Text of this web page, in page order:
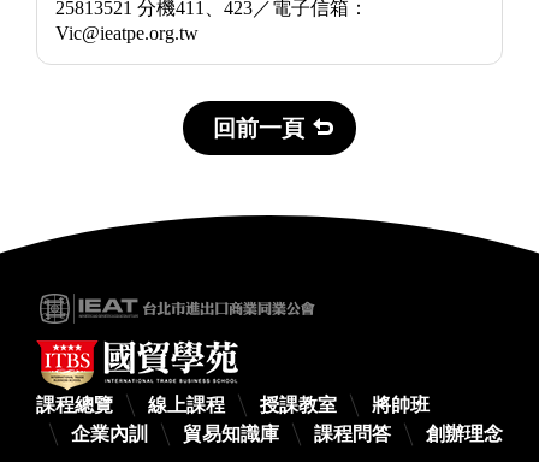
25813521 分機411、423／電子信箱：
Vic@ieatpe.org.tw
回前一頁
課程總覽 線上課程 授課教室
將帥班
企業內訓
貿易知識庫 課程問答
創辦理念